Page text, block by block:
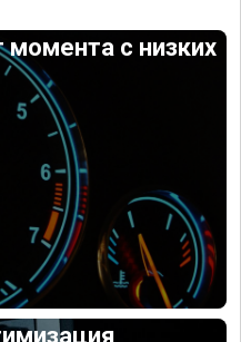
с низких